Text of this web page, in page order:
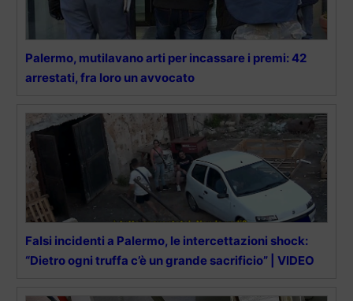
Palermo, mutilavano arti per incassare i premi: 42
arrestati, fra loro un avvocato
Falsi incidenti a Palermo, le intercettazioni shock:
“Dietro ogni truffa c’è un grande sacrificio” | VIDEO